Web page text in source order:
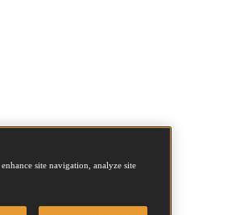
site navigation, analyze site